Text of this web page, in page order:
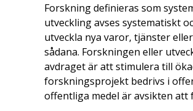
Forskning definieras som
utveckling avses systematiskt
utveckla nya varor, tjänster
sådana. Forskningen eller
avdraget är att stimulera till
forskningsprojekt bedrivs i
offentliga medel är avsikten